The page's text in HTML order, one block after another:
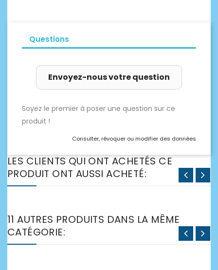
Questions
Envoyez-nous votre question
Soyez le premier à poser une question sur ce
produit !
Consulter, révoquer ou modifier des données
LES CLIENTS QUI ONT ACHETÉS CE
PRODUIT ONT AUSSI ACHETÉ:
11 AUTRES PRODUITS DANS LA MÊME
CATÉGORIE: